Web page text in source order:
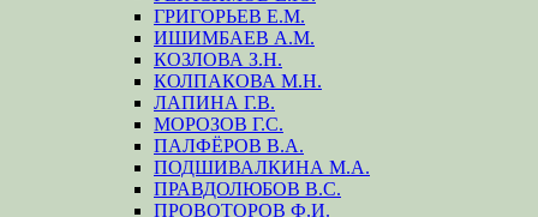
ГРИГОРЬЕВ Е.М.
ИШИМБАЕВ А.М.
КОЗЛОВА З.Н.
КОЛПАКОВА М.Н.
ЛАПИНА Г.В.
МОРОЗОВ Г.С.
ПАЛФЁРОВ В.А.
ПОДШИВАЛКИНА М.А.
ПРАВДОЛЮБОВ В.С.
ПРОВОТОРОВ Ф.И.